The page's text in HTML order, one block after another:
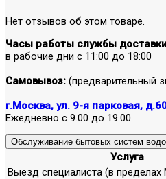
Нет отзывов об этом товаре.
Часы работы службы
в рабочие дни с 11:00 до 18:00
Самовывоз: (предварительный
г.Москва, ул. 9-я парковая,
Ежедневно с 9.00 до 19.00
Обслуживание бытовых систем
Услуга
Выезд специалиста (в